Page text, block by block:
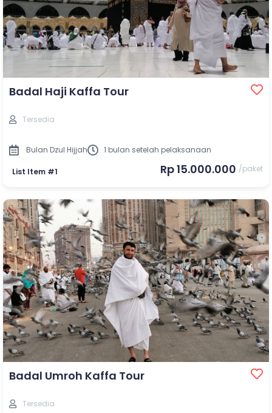
Badal Haji Kaffa Tour
Tersedia
Bulan Dzul Hijjah 1 bulan setelah pelaksanaan
List Item #1 Rp 15.000.000 /paket
Badal Umroh Kaffa Tour
Tersedia